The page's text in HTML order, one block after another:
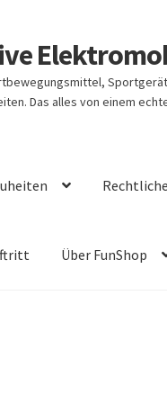
Das alles von einem
Über FunShop